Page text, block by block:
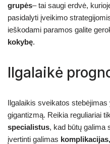
grupės– tai saugi erdvė,
pasidalyti įveikimo
ieškodami paramos galite
kokybę.
Ilgalaikė
Ilgalaikis sveikatos
gigantizmą. Reikia reguliariai
specialistus, kad būtų galima
įvertinti galimas komplikacijas,